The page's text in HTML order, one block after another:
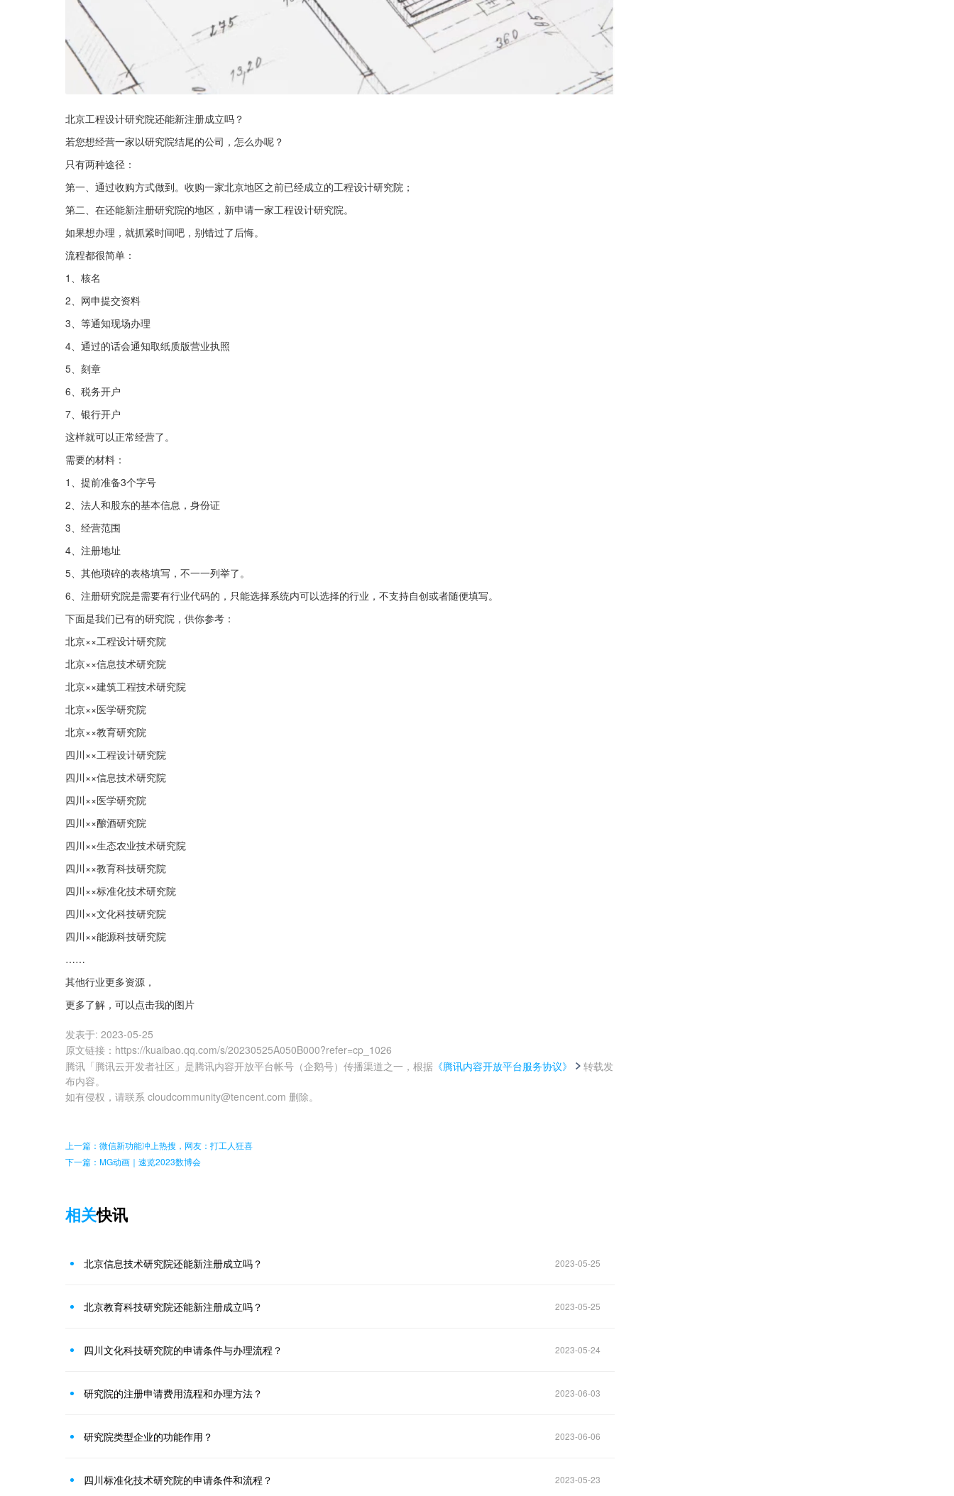
北京工程设计研究院还能新注册成立吗？
若您想经营一家以研究院结尾的公司，怎么办呢？
只有两种途径：
第一、通过收购方式做到。收购一家北京地区之前已经成立的工程设计研究院；
第二、在还能新注册研究院的地区，新申请一家工程设计研究院。
如果想办理，就抓紧时间吧，别错过了后悔。
流程都很简单：
1、核名
2、网申提交资料
3、等通知现场办理
4、通过的话会通知取纸质版营业执照
5、刻章
6、税务开户
7、银行开户
这样就可以正常经营了。
需要的材料：
1、提前准备3个字号
2、法人和股东的基本信息，身份证
3、经营范围
4、注册地址
5、其他琐碎的表格填写，不一一列举了。
6、注册研究院是需要有行业代码的，只能选择系统内可以选择的行业，不支持自创或者随便填写。
下面是我们已有的研究院，供你参考：
北京××工程设计研究院
北京××信息技术研究院
北京××建筑工程技术研究院
北京××医学研究院
北京××教育研究院
四川××工程设计研究院
四川××信息技术研究院
四川××医学研究院
四川××酿酒研究院
四川××生态农业技术研究院
四川××教育科技研究院
四川××标准化技术研究院
四川××文化科技研究院
四川××能源科技研究院
……
其他行业更多资源，
更多了解，可以点击我的图片
发表于: 2023-05-25
原文链接 ： https://kuaibao.qq.com/s/20230525A050B000?refer=cp_1026
腾讯「腾讯云开发者社区」是腾讯内容开放平台帐号（企鹅号）传播渠道之一，根据 《腾讯内容开放平台服务协议》
转载发
布内容。
如有侵权，请联系 cloudcommunity@tencent.com 删除。
上一篇：微信新功能冲上热搜，网友：打工人狂喜
下一篇：MG动画｜速览2023数博会
相关快讯
北京信息技术研究院还能新注册成立吗？ 2023-05-25
北京教育科技研究院还能新注册成立吗？ 2023-05-25
四川文化科技研究院的申请条件与办理流程？ 2023-05-24
研究院的注册申请费用流程和办理方法？ 2023-06-03
研究院类型企业的功能作用？ 2023-06-06
四川标准化技术研究院的申请条件和流程？ 2023-05-23